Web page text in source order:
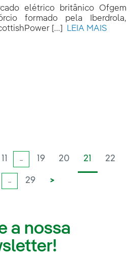
elétrico britânico Ofgem
formado pela Iberdrola,
[...]
LEIA MAIS
11 ... 19 20 21 22
... 29 >
a nossa